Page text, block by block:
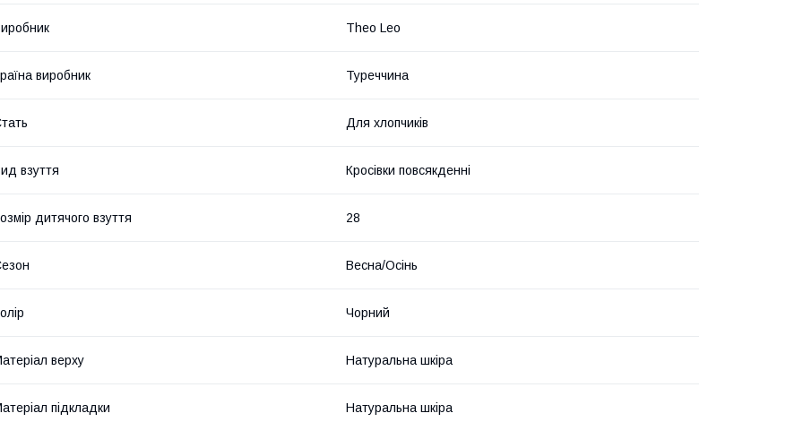
Theo Leo
виробник Туреччина
Для хлопчиків
взуття Кросівки повсякденні
дитячого взуття 28
Весна/Осінь
Чорний
верху Натуральна шкіра
підкладки Натуральна шкіра